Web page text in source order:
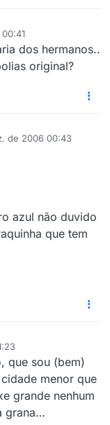
dos hermanos..
original?
de 2006 00:43
dez. de 2006 19:43
azul não duvido
que tem
que sou (bem)
menor que
grande nenhum
grana…